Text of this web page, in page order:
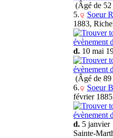
(Âgé de 52
5.
Soeur
1883,
d. 10 mai
(Âgé de 89
6.
Soeur
février
d. 5 janvier
Sainte-